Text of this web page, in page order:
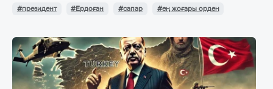
#президент
#Ердоған #сапар #ең жоғары орден